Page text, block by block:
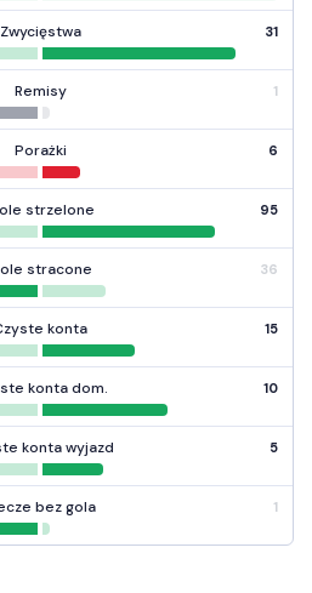
Zwycięstwa 31
Remisy 1
Porażki 6
strzelone 95
stracone 36
konta 15
konta dom. 10
konta wyjazd 5
bez gola 1